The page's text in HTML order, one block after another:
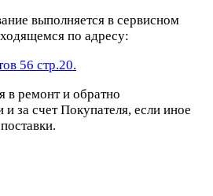
выполняется в сервисном
по адресу:
56 стр.20.
в ремонт и обратно
за счет Покупателя, если иное